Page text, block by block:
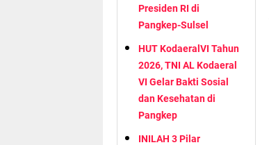
Presiden RI di
Pangkep-Sulsel
HUT KodaeralVI Tahun
2026, TNI AL Kodaeral
VI Gelar Bakti Sosial
dan Kesehatan di
Pangkep
INILAH 3 Pilar